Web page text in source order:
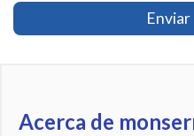
Enviar
Acerca de